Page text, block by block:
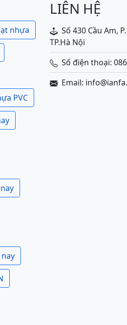
nhựa
PVC
LIÊN HỆ
Số 430 Cầu Am,
TP.Hà Nội
Số điện thoại:
Email: